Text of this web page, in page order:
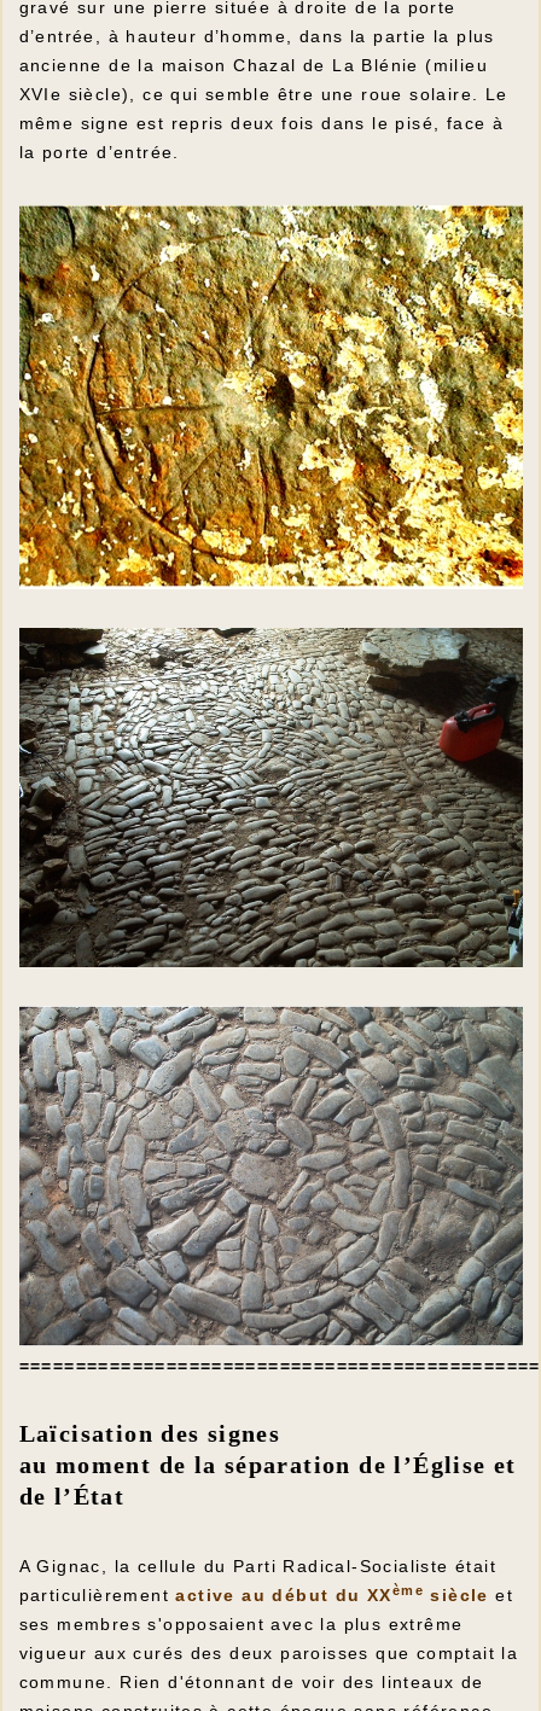
gravé sur une pierre située à droite de la porte
d’entrée, à hauteur d’homme, dans la partie la plus
ancienne de la maison Chazal de La Blénie (milieu
XVIe siècle), ce qui semble être une roue solaire. Le
même signe est repris deux fois dans le pisé, face à
la porte d’entrée.
Laïcisation des signes
au moment de la séparation de l’Église et
de l’État
A Gignac, la cellule du Parti Radical-Socialiste était
particulièrementactive au début du XXème siècle et
ses membres s'opposaient avec la plus extrême
vigueur aux curés des deux paroisses que comptait la
commune. Rien d'étonnant de voir des linteaux de